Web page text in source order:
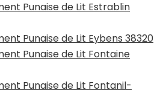
Punaise de Lit Estrablin
Punaise de Lit Eybens 38320
Punaise de Lit Fontaine
Punaise de Lit Fontanil-